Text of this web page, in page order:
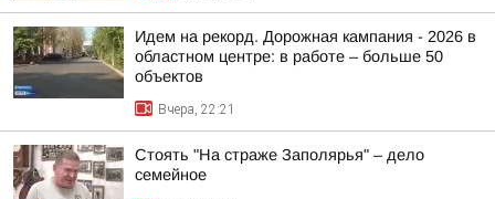
Идем на рекорд. Дорожная кампания - 2026 в
областном центре: в работе – больше 50
объектов
Вчера, 22:21
Стоять "На страже Заполярья" – дело
семейное